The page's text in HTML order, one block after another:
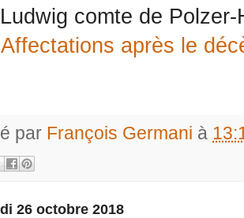
comte de
Affectations après le
par François Germani à
26 octobre 2018